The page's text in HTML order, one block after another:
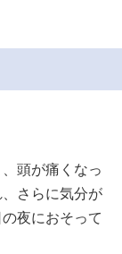
頭が痛くなっ
さらに気分が
夜におそって